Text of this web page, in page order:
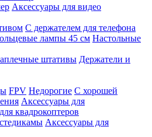
Аксессуары для видео
C держателем для телефона
лампы 45 см Настольные
штативы Держатели и
FPV Недорогие С хорошей
Аксессуары для
квадрокоптеров
Аксессуары для